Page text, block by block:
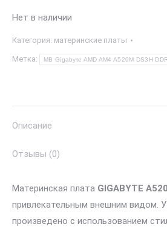
Нет в наличии
Категория: материнские платы
Метка: MB Gigabyte AMD AM4 A520M DS3H
Описание
Отзывы (0)
Материнская плата GIGABYTE
привлекательным внешним видом.
произведено с использованием